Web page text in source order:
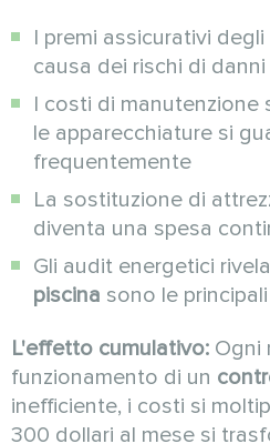
I premi assicurativi
causa dei rischi di
I costi di manutenzione
le apparecchiature si
frequentemente
La sostituzione di
diventa una spesa
Gli audit energetici
piscina sono le
L'effetto cumulativo: Ogni
funzionamento di un
inefficiente, i costi si
300 dollari al mese si